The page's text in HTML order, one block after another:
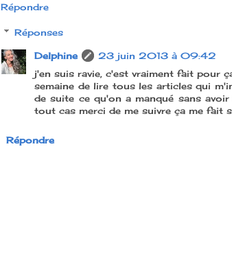
Répondre
Réponses
Delphine
23 juin 2013 à 09:42
j'en suis ravie, c'est vraiment fait pour
semaine de lire tous les articles qui
de suite ce qu'on a manqué sans
tout cas merci de me suivre ça me fait
Répondre